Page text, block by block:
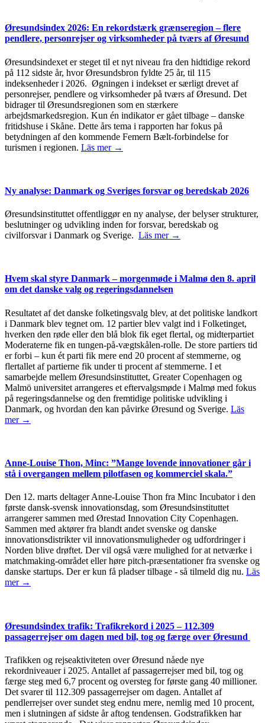
Øresundsindex 2026: En rekordstærk grænseregion – flere
pendlere, personrejser og virksomheder på tværs af Øresund
Øresundsindexet er steget til et nyt niveau fra den hidtidige rekord
på 112 sidste år, hvor Øresundsbron fyldte 25 år, til 115
indeksenheder i 2026. Øgningen i indekset er særligt drevet af
personrejser, pendlere og virksomheder på tværs af Øresund. Det
bidrager til Øresundsregionen som en stærkere
arbejdsmarkedsregion. Kun én indikator er gået tilbage – danske
fritidshuse i Skåne. Dette års tema i rapporten har fokus på
betydningen af den kommende Femern Bælt-forbindelse for
turismen i regionen. Läs mer →
Ny analyse: Danmark og Sveriges forsvar og beredskab 2026
Øresundsinstituttet offentliggør en ny analyse, der belyser strukturer,
beslutninger og udvikling inden for forsvar, beredskab og
civilforsvar i Danmark og Sverige. Läs mer →
Hvem skal styre Danmark – morgenmøde i Malmø den 8. april
om det danske valg og regeringsdannelsen
Resultatet af det danske folketingsvalg blev, at det politiske landkort
i Danmark blev tegnet om. 12 partier blev valgt ind i Folketinget,
hverken den røde eller den blå blok fik eget flertal, og midterpartiet
Moderaterne fik en tungen-på-vægtskålen-rolle. De store partiers tid
er forbi – kun ét parti fik mere end 20 procent af stemmerne, og
flertallet af partierne fik under ti procent af stemmerne. I et
samarbejde mellem Øresundsinstituttet, Greater Copenhagen og
Malmö universitet arrangeres et eftervalgsmøde i Malmø med fokus
på regeringsdannelse og den fremtidige politiske udvikling i
Danmark, og hvordan den kan påvirke Øresund og Sverige. Läs
mer →
Anne-Louise Thon, Minc: ”Mange lovende innovationer går i
stå i overgangen mellem pilotfasen og kommerciel skala.”
Den 12. marts deltager Anne-Louise Thon fra Minc Incubator i den
første dansk-svensk innovationsdag, som Øresundsinstituttet
arrangerer sammen med Ørestad Innovation City Copenhagen.
Sammen med aktører fra blandt andet svenske og danske
innovationsdistrikter vil innovationsmuligheder og udfordringer i
Norden blive drøftet. Der vil også være mulighed for at netværke i
matchmaking-området eller høre pitch-præsentationer fra svenske og
danske startups. Der er kun få pladser tilbage - så tilmeld dig nu. Läs
mer →
Øresundsindex trafik: Trafikrekord i 2025 – 112.309
passagerrejser om dagen med bil, tog og færge over Øresund
Trafikken og rejseaktiviteten over Øresund nåede nye
rekordniveauer i 2025. Antallet af passagerrejser med bil, tog og
færge steg med 6,7 procent og oversteg for første gang 40 millioner.
Det svarer til 112.309 passagerrejser om dagen. Antallet af
pendlerrejser over sundet steg endnu mere, nemlig med 10 procent,
men i slutningen af sidste år aftog tendensen. Godstrafikken har